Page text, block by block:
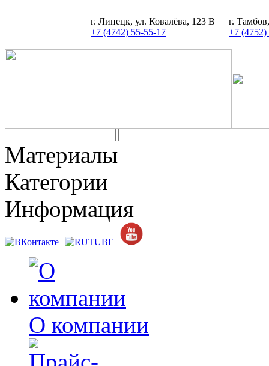
г. Липецк, ул. Ковалёва, 123 В
+7 (4742) 55-55-17
г.
+7 (4752)
Материалы
Категории
Информация
О компании